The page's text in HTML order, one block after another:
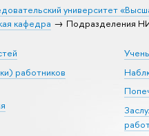
университет
кафедра
Подразделения
работников